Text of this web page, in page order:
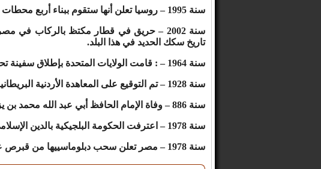
سنة 1995 – روسيا تعلن أنها ستقوم ببناء أربع محطات نووية لإيران بقيمة مليار دولار.
تاريخ سكك الحديد في هذا البلد.
سنة 1964 – : قامت الولايات المتحدة بإطلاق سفينة تحمل الكولونيل علين إلى الفضاء.
سنة 1928 – تم التوقيع على المعاهدة الأردنية البريطانية في القدس.
سنة 886 – وفاة الإمام الحافظ أبي عبد الله محمد بن يزيد بن ماجه القزويني.
سنة 1978 – اعترفت الحكومة البلجيكية بالدين الإسلامي كأحد الأديان الرئيسية في بلجيكا.
سنة 1978 – مصر تعلن سحب دبلوماسييها من قبرص عقب اغتيال الكاتب يوسف السباعي.